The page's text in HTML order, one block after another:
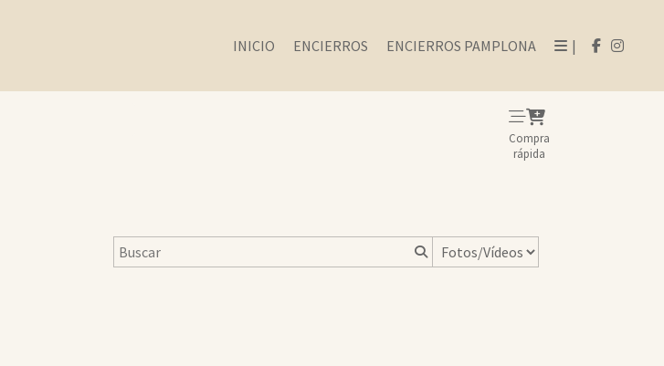
INICIO ENCIERROS ENCIERROS PAMPLONA |
Compra
rápida